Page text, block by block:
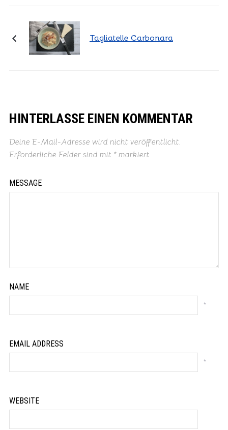
Tagliatelle Carbonara
HINTERLASSE EINEN KOMMENTAR
Deine E-Mail-Adresse wird nicht veröffentlicht.
Erforderliche Felder sind mit *markiert
MESSAGE
NAME
*
EMAIL ADDRESS
*
WEBSITE